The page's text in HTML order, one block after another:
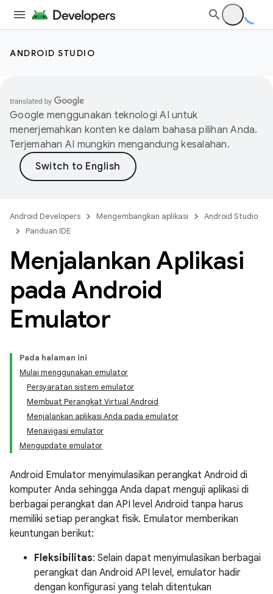
ANDROID STUDIO
Google menggunakan teknologi AI untuk
menerjemahkan konten ke dalam bahasa pilihan Anda.
Terjemahan AI mungkin mengandung kesalahan.
Android Developers Mengembangkan aplikasi
Android Studio
Panduan IDE
Menjalankan Aplikasi
pada Android
Emulator
Pada halaman ini
Mulai menggunakan emulator
Persyaratan sistem emulator
Membuat Perangkat Virtual Android
Menjalankan aplikasi Anda pada emulator
Menavigasi emulator
Mengupdate emulator
Android Emulator menyimulasikan perangkat Android di
komputer Anda sehingga Anda dapat menguji aplikasi di
berbagai perangkat dan API level Android tanpa harus
memiliki setiap perangkat fisik. Emulator memberikan
keuntungan berikut:
Fleksibilitas: Selain dapat menyimulasikan berbagai
perangkat dan Android API level, emulator hadir
dengan konfigurasi yang telah ditentukan